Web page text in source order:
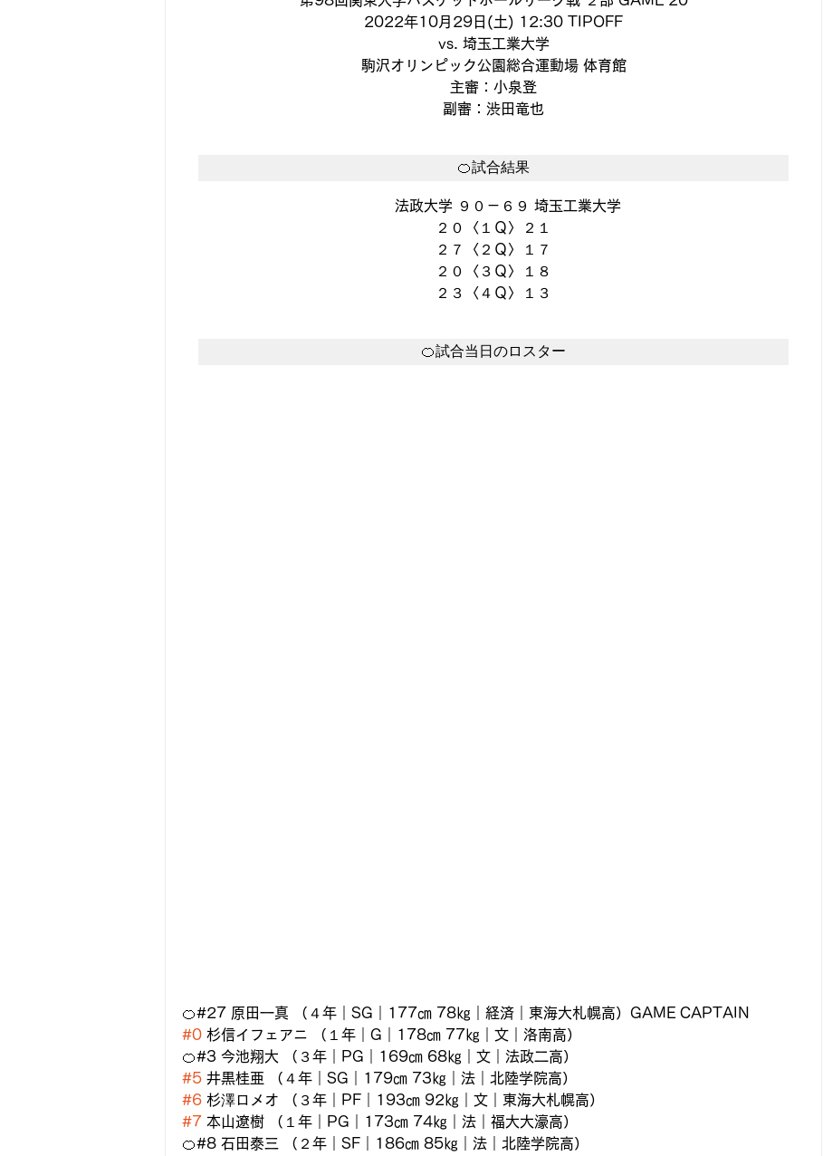
2022年10月29日(土) 12:30 TIPOFF
vs. 埼玉工業大学
駒沢オリンピック公園総合運動場 体育館
主審：小泉登
副審：渋田竜也
🍊試合結果
法政大学 ９０－６９ 埼玉工業大学
２０〈１Ｑ〉２１
２７〈２Ｑ〉１７
２０〈３Ｑ〉１８
２３〈４Ｑ〉１３
🍊試合当日のロスター
🍊#27 原田一真 （４年｜SG｜177㎝ 78㎏｜経済｜東海大札幌高）GAME CAPTAIN
#0 杉信イフェアニ （１年｜G｜178㎝ 77㎏｜文｜洛南高）
🍊#3 今池翔大 （３年｜PG｜169㎝ 68㎏｜文｜法政二高）
#5 井黒桂亜 （４年｜SG｜179㎝ 73㎏｜法｜北陸学院高）
#6 杉澤ロメオ （３年｜PF｜193㎝ 92㎏｜文｜東海大札幌高）
#7 本山遼樹 （１年｜PG｜173㎝ 74㎏｜法｜福大大濠高）
🍊#8 石田泰三 （２年｜SF｜186㎝ 85㎏｜法｜北陸学院高）